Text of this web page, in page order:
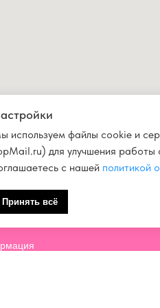
отмена заказа
персональных данных
используем файлы cookie и
для улучшения
с нашей политикой
Принять всё